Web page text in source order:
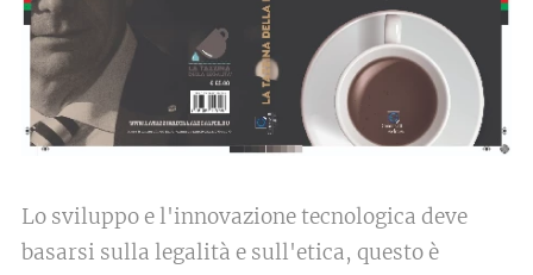
Lo sviluppo e l'innovazione tecnologica deve
basarsi sulla legalità e sull'etica, questo è